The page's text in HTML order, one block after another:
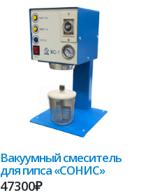
Вакуумный смеситель
для гипса «СОНИС»
47300₽